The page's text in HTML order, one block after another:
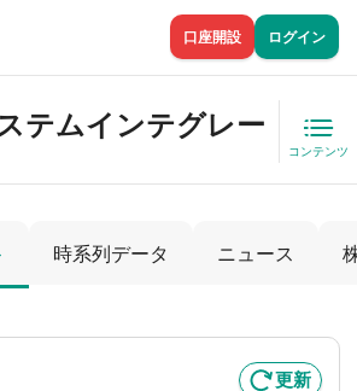
口座開設 ログイン
テムインテグレー
コンテンツ
時系列データ ニュース
更新